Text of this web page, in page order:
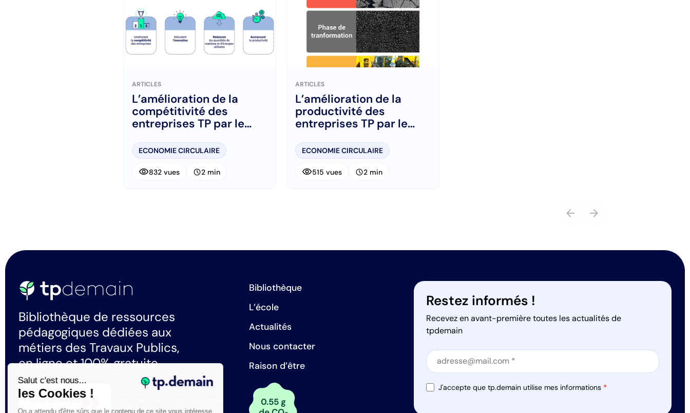
ARTICLES
L’amélioration de la
compétitivité des
entreprises TP par le
ECONOMIE CIRCULAIRE
visibility832 vues schedule2 min
ARTICLES
L’amélioration de la
productivité des
entreprises TP par le
ECONOMIE CIRCULAIRE
visibility515 vues schedule2 min
arrow_back arrow_forward
Bibliothèque de ressources
pédagogiques dédiées aux
métiers des Travaux Publics,
en ligne et 100% gratuite.
titre de la catégorie d'actions suivante :
Bibliothèque
L’école
Actualités
Nous contacter
Raison d’être
0.55 g
Restez informés !
Recevez en avant-première toutes les actualités de
tpdemain
Section
Section
J'accepte que tp.demain utilise mes informations *
Salut c'est nous...
les Cookies !
On a attendu d'être sûrs que le contenu de ce site vous intéresse